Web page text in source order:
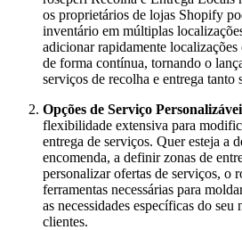
os proprietários de lojas Shopify
inventário em múltiplas
adicionar rapidamente
de forma contínua, tornando o
serviços de recolha e entrega tanto
Opções de Serviço
flexibilidade extensiva para
entrega de serviços. Quer esteja a
encomenda, a definir zonas de
personalizar ofertas de serviços, o
ferramentas necessárias para
as necessidades específicas do seu
clientes.